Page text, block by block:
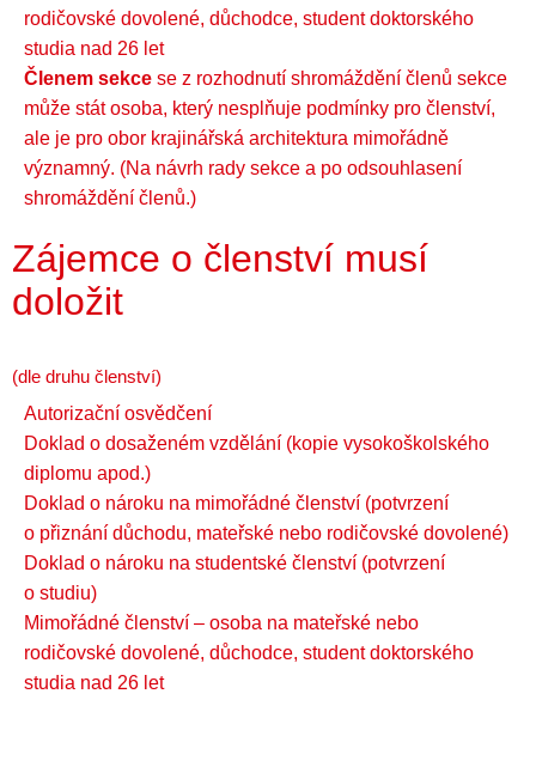
rodičovské dovolené, důchodce, student doktorského
studia nad 26 let
Členem sekce se z rozhodnutí shromáždění členů sekce
může stát osoba, který nesplňuje podmínky pro členství,
ale je pro obor krajinářská architektura mimořádně
významný. (Na návrh rady sekce a po odsouhlasení
shromáždění členů.)
Zájemce o členství musí
doložit
(dle druhu členství)
Autorizační osvědčení
Doklad o dosaženém vzdělání (kopie vysokoškolského
diplomu apod.)
Doklad o nároku na mimořádné členství (potvrzení
o přiznání důchodu, mateřské nebo rodičovské dovolené)
Doklad o nároku na studentské členství (potvrzení
o studiu)
Mimořádné členství – osoba na mateřské nebo
rodičovské dovolené, důchodce, student doktorského
studia nad 26 let